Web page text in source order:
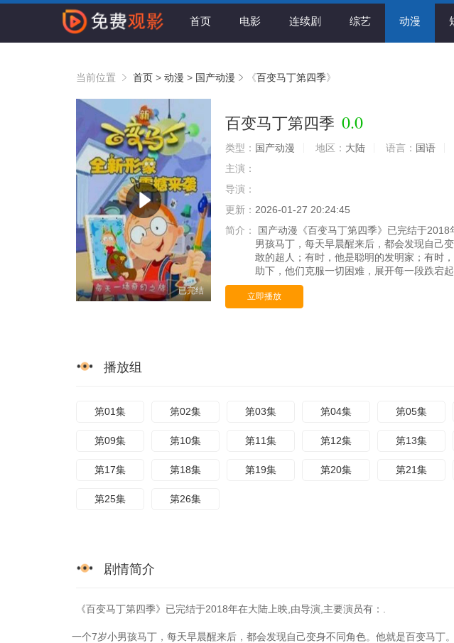
首页 电影 连续剧 综艺 动漫
当前位置 首页 > 动漫 > 国产动漫 《百变马丁第四季》
已完结
百变马丁第四季 0.0
类型： 国产动漫 地区： 大陆 语言： 国语
主演：
导演：
更新： 2026-01-27 20:24:45
简介：
国产动漫《百变马丁第四季》已完结于
男孩马丁，每天早晨醒来后，都会发现自己
敢的超人；有时，他是聪明的发明家；有时
助下，他们克服一切困难，展开每一段跌宕起
立即播放
播放组
第01集 第02集 第03集 第04集 第05集
第09集 第10集 第11集 第12集 第13集
第17集 第18集 第19集 第20集 第21集
第25集 第26集
剧情简介
《百变马丁第四季》已完结于2018年在大陆上映,由导演,主要演员有：.
一个7岁小男孩马丁，每天早晨醒来后，都会发现自己变身不同角色。他就是百变马丁